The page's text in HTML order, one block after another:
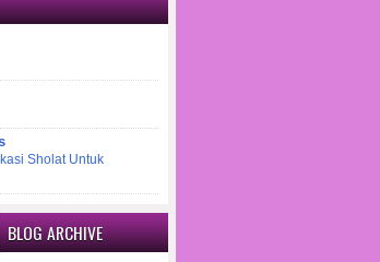
Sholat Untuk
BLOG ARCHIVE